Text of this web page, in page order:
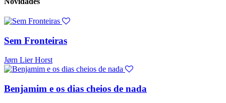
Sem Fronteiras
Jørn Lier Horst
Benjamim e os dias cheios de nada